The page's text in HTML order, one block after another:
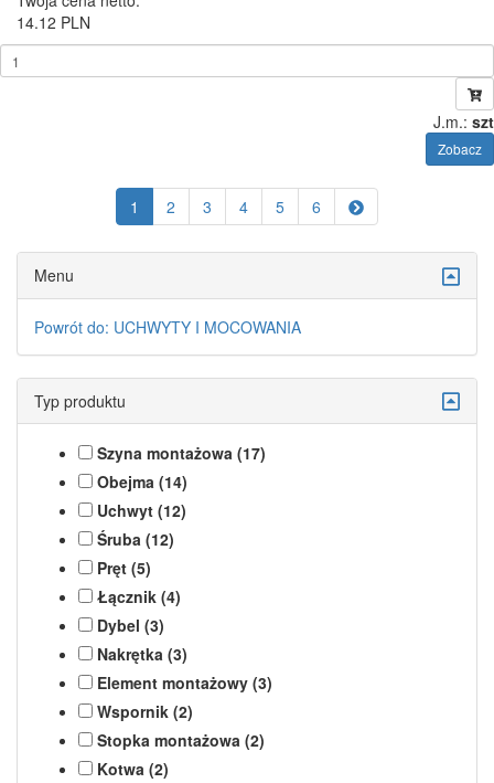
14.12 PLN
J.m.: szt
Zobacz
1 2 3 4 5 6
Menu
Powrót do: UCHWYTY I MOCOWANIA
Typ produktu
Szyna montażowa (17)
Obejma (14)
Uchwyt (12)
Śruba (12)
Pręt (5)
Łącznik (4)
Dybel (3)
Nakrętka (3)
Element montażowy (3)
Wspornik (2)
Stopka montażowa (2)
Kotwa (2)